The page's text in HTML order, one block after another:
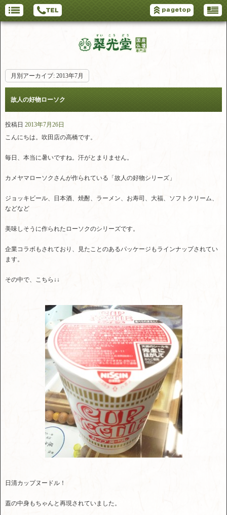
月別アーカイブ: 2013年7月
故人の好物ローソク
投稿日 2013年7月26日
こんにちは。吹田店の高橋です。
毎日、本当に暑いですね。汗がとまりません。
カメヤマローソクさんが作られている「故人の好物シリーズ」
ジョッキビール、日本酒、焼酎、ラーメン、お寿司、大福、ソフトクリーム、
などなど
美味しそうに作られたローソクのシリーズです。
企業コラボもされており、見たことのあるパッケージもラインナップされてい
ます。
その中で、こちら↓↓
日清カップヌードル！
蓋の中身もちゃんと再現されていました。